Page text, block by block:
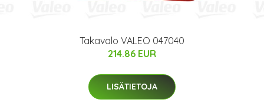
Takavalo VALEO 047040
214.86 EUR
LISÄTIETOJA